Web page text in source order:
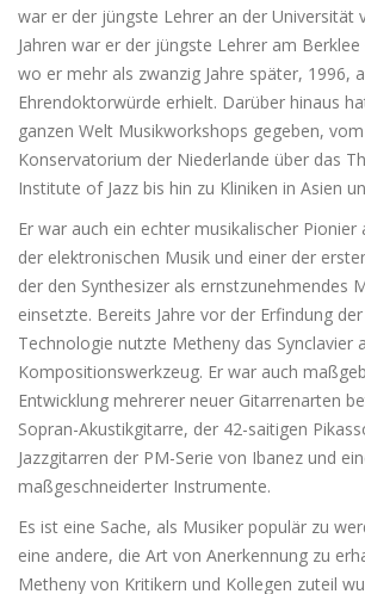
war er der jüngste Lehrer an der Universität
Jahren war er der jüngste Lehrer am
wo er mehr als zwanzig Jahre später, 1996,
Ehrendoktorwürde erhielt. Darüber hinaus
ganzen Welt Musikworkshops gegeben,
Konservatorium der Niederlande über das
Institute of Jazz bis hin zu Kliniken in Asien
Er war auch ein echter musikalischer Pionier
der elektronischen Musik und einer der
der den Synthesizer als ernstzunehmendes
einsetzte. Bereits Jahre vor der Erfindung
Technologie nutzte Metheny das Synclavier
Kompositionswerkzeug. Er war auch
Entwicklung mehrerer neuer Gitarrenarten
Sopran-Akustikgitarre, der 42-saitigen
Jazzgitarren der PM-Serie von Ibanez und
maßgeschneiderter Instrumente.
Es ist eine Sache, als Musiker populär zu
eine andere, die Art von Anerkennung zu
Metheny von Kritikern und Kollegen zuteil